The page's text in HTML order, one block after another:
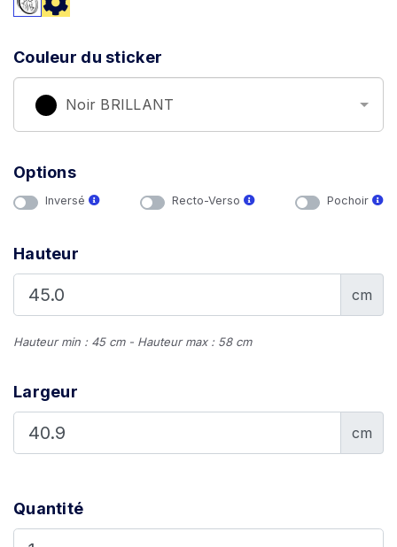
Couleur du sticker
Noir BRILLANT
Options
Inversé Recto-Verso Pochoir
Hauteur
cm
Hauteur min : 45 cm - Hauteur max : 58 cm
Largeur
cm
Quantité